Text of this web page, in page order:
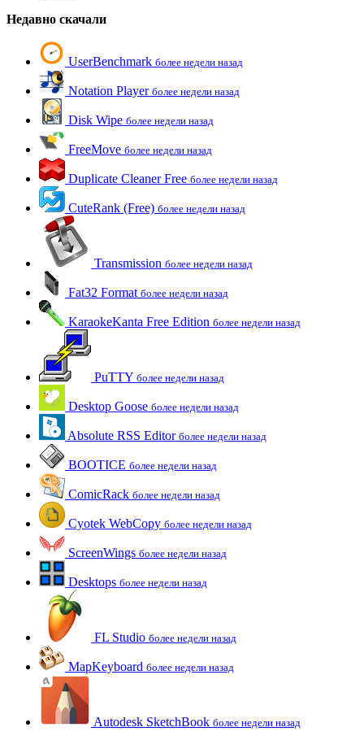
Недавно скачали
UserBenchmark более недели назад
Notation Player более недели назад
Disk Wipe более недели назад
FreeMove более недели назад
Duplicate Cleaner Free более недели назад
CuteRank (Free) более недели назад
Transmission более недели назад
Fat32 Format более недели назад
KaraokeKanta Free Edition более недели назад
PuTTY более недели назад
Desktop Goose более недели назад
Absolute RSS Editor более недели назад
BOOTICE более недели назад
ComicRack более недели назад
Cyotek WebCopy более недели назад
ScreenWings более недели назад
Desktops более недели назад
FL Studio более недели назад
MapKeyboard более недели назад
Autodesk SketchBook более недели назад